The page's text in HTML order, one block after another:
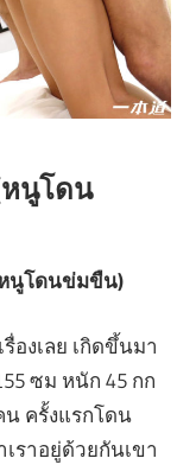
หนูโดน
หนูโดนข่มขืน)
องเลย เกิดขึ้นมา
ซม หนัก 45 กก
ครั้งแรกโดน
ราอยู่ด้วยกันเขา